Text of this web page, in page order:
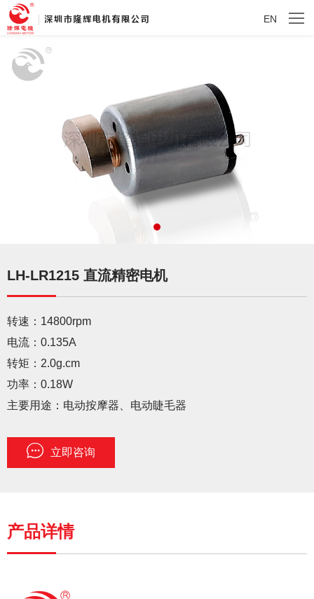
EN
LH-LR1215 直流精密电机
转速：14800rpm
电流：0.135A
转矩：2.0g.cm
功率：0.18W
主要用途：电动按摩器、电动睫毛器
立即咨询
产品详情